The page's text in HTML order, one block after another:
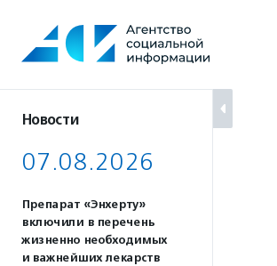
содержанию
Новости
07.08.2026
Препарат «Энхерту»
включили в перечень
жизненно необходимых
и важнейших лекарств